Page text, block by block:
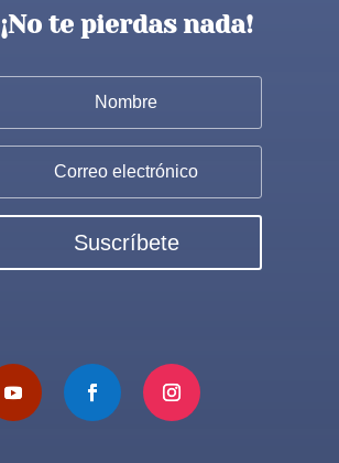
¡No te pierdas nada!
Suscríbete